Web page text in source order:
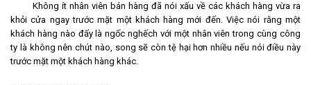
Không ít nhân viên bán hàng đã nói xấu về các khách hàng vừa ra
khỏi cửa ngay trước mặt một khách hàng mới đến. Việc nói rằng một
khách hàng nào đấy là ngốc nghếch với một nhân viên trong cùng công
ty là không nên chút nào, song sẽ còn tệ hại hơn nhiều nếu nói điều này
trước mặt một khách hàng khác.